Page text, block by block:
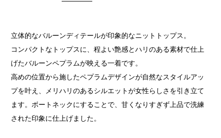
立体的なバルーンディテールが印象的なニットトップス。
コンパクトなトップスに、程よい艶感とハリのある素材で仕上
げたバルーンペプラムが映える一着です。
高めの位置から施したペプラムデザインが自然なスタイルアッ
プを叶え、メリハリのあるシルエットが女性らしさを引き立て
ます。ボートネックにすることで、甘くなりすぎず上品で洗練
された印象に仕上げました。